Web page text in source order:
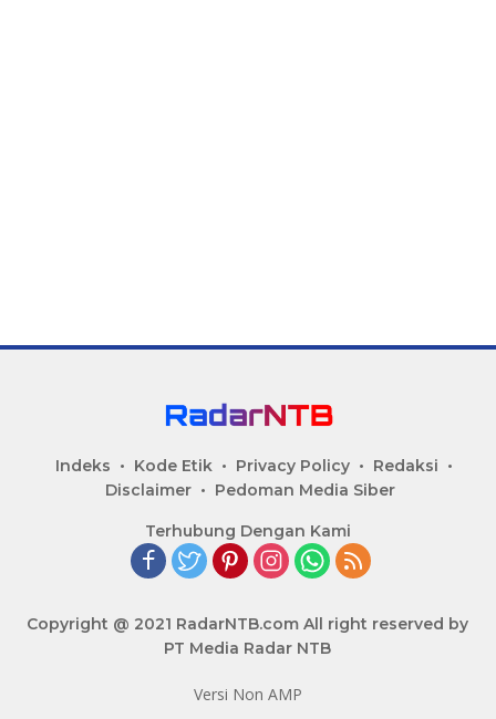
Indeks Kode Etik Privacy Policy
Redaksi
Disclaimer
Pedoman Media Siber
Terhubung Dengan Kami
Copyright @ 2021 RadarNTB.com All right reserved by
PT Media Radar NTB
Versi Non AMP